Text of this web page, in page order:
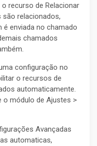
recurso de Relacionar
relacionados,
é enviada no chamado
chamados
configuração no
o recursos de
automaticamente.
o módulo de Ajustes >
Avançadas
automaticas,